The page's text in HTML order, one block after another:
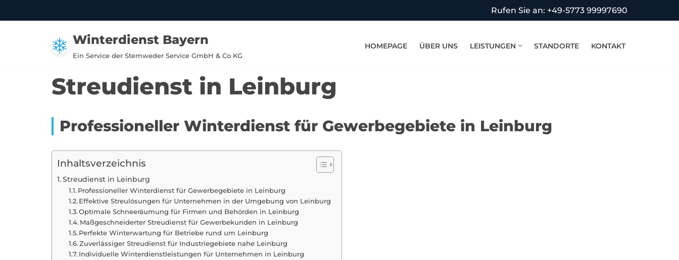
Rufen Sie an: +49-5773 99997690
Winterdienst Bayern
Ein Service der Stemweder Service GmbH & Co KG
HOMEPAGE ÜBER UNS LEISTUNGEN STANDORTE KONTAKT
Streudienst in Leinburg
Professioneller Winterdienst für Gewerbegebiete in Leinburg
Inhaltsverzeichnis
Streudienst in Leinburg
Professioneller Winterdienst für Gewerbegebiete in Leinburg
Effektive Streulösungen für Unternehmen in der Umgebung von Leinburg
Optimale Schneeräumung für Firmen und Behörden in Leinburg
Maßgeschneiderter Streudienst für Gewerbekunden in Leinburg
Perfekte Winterwartung für Betriebe rund um Leinburg
Zuverlässiger Streudienst für Industriegebiete nahe Leinburg
Individuelle Winterdienstleistungen für Unternehmen in Leinburg